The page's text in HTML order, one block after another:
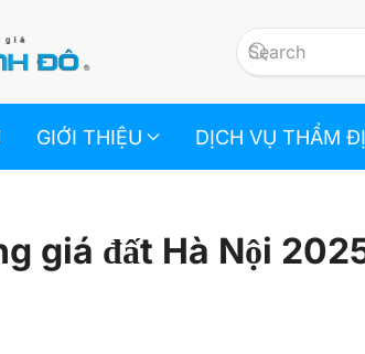
GIỚI THIỆU DỊCH VỤ THẨM
giá đất Hà Nội